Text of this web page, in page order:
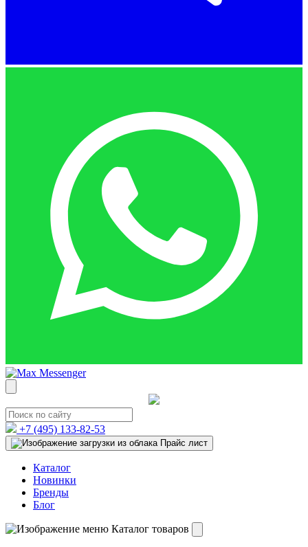
+7 (495) 133-82-53
Прайс лист
Каталог
Новинки
Бренды
Блог
Каталог товаров